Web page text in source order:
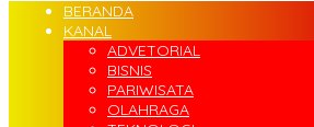
BERANDA
KANAL
ADVETORIAL
BISNIS
PARIWISATA
OLAHRAGA